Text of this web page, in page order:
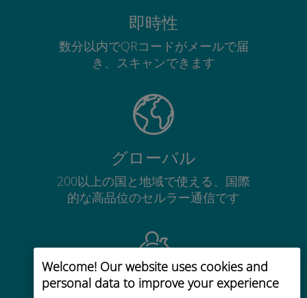
Welcome! Our website uses cookies and
personal data to improve your experience
即時性
数分以内でQRコードがメールで届
き、スキャンできます
グローバル
200以上の国と地域で使える、国際
的な高品位のセルラー通信です
コストパフォーマンス